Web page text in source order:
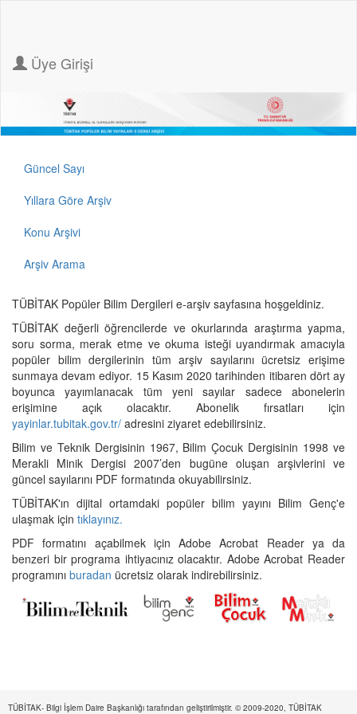
Üye Girişi
Güncel Sayı
Yıllara Göre Arşiv
Konu Arşivi
Arşiv Arama
TÜBİTAK Popüler Bilim Dergileri e-arşiv sayfasına hoşgeldiniz.
TÜBİTAK değerli öğrencilerde ve okurlarında araştırma yapma,
soru sorma, merak etme ve okuma isteği uyandırmak amacıyla
popüler bilim dergilerinin tüm arşiv sayılarını ücretsiz erişime
sunmaya devam ediyor. 15 Kasım 2020 tarihinden itibaren dört ay
boyunca yayımlanacak tüm yeni sayılar sadece abonelerin
erişimine açık olacaktır. Abonelik fırsatları için
yayinlar.tubitak.gov.tr/ adresini ziyaret edebilirsiniz.
Bilim ve Teknik Dergisinin 1967, Bilim Çocuk Dergisinin 1998 ve
Merakli Minik Dergisi 2007’den bugüne oluşan arşivlerini ve
güncel sayılarını PDF formatında okuyabilirsiniz.
TÜBİTAK'ın dijital ortamdaki popüler bilim yayını Bilim Genç'e
ulaşmak için tıklayınız.
PDF formatını açabilmek için Adobe Acrobat Reader ya da
benzeri bir programa ihtiyacınız olacaktır. Adobe Acrobat Reader
programını buradan ücretsiz olarak indirebilirsiniz.
TÜBİTAK- Bilgi İşlem Daire Başkanlığı tarafından geliştirilmiştir. © 2009-2020, TÜBİTAK